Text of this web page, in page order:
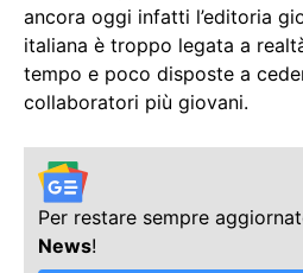
ancora oggi infatti l’editoria
italiana è troppo legata a
tempo e poco disposte a
collaboratori più giovani.
Per restare sempre
News!